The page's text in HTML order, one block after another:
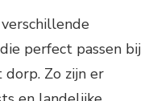
perfect passen bij
Zo zijn er